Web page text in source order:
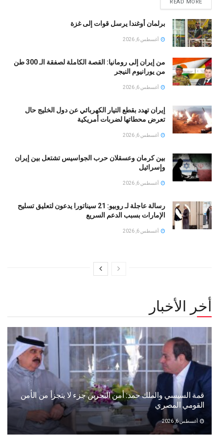
READ MORE
برلمان أوغندا يرسل قوات إلى غزة
أغسطس 6, 2026
من إيران إلى رومانيا: القصة الكاملة لصفقة الـ 300 طن
من يورانيوم النيجر
أغسطس 6, 2026
إيران تهدد بقطع التيار الكهربائي عن دول الخليج حال
تعرض محطاتها لضربات أمريكية
أغسطس 6, 2026
بين كرمان وعسقلان حرب الجواسيس تشتعل بين إيران
وإسرائيل
أغسطس 6, 2026
رسالة عاجلة لـ روبيو: 21 سيناتورا يدعون لتعليق تسليح
الإمارات بسبب الدعم السريع
أغسطس 6, 2026
أخر الأخبار
قمة السيسي والملك حمد: أمن البحرين جزء لا يتجزأ من الأمن
القومي المصري
أغسطس 6, 2026